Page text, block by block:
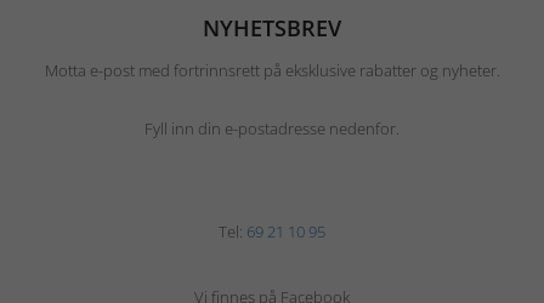
NYHETSBREV
Motta e-post med fortrinnsrett på eksklusive rabatter og nyheter.
Fyll inn din e-postadresse nedenfor.
Tel: 69 21 10 95
Vi finnes på Facebook